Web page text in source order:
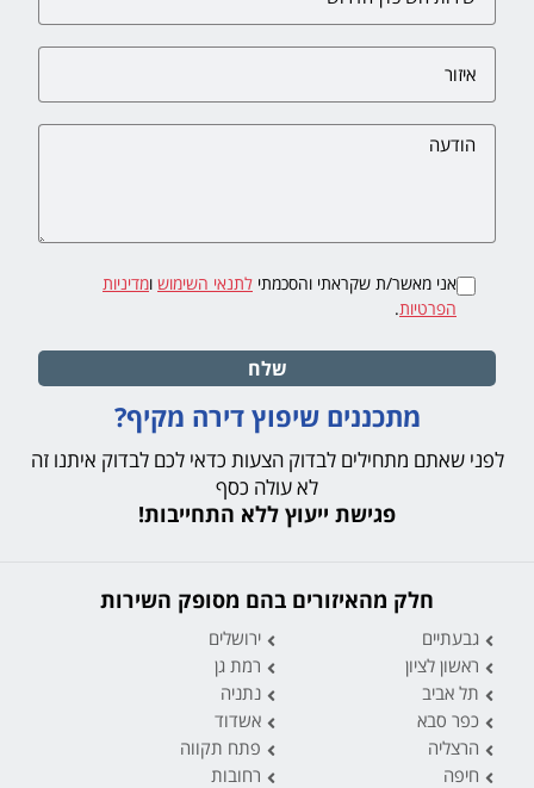
אני מאשר/ת שקראתי והסכמתי לתנאי השימוש ומדיניות
הפרטיות.
שלח
מתכננים שיפוץ דירה מקיף?
לפני שאתם מתחילים לבדוק הצעות כדאי לכם לבדוק איתנו זה
לא עולה כסף
פגישת ייעוץ ללא התחייבות!
חלק מהאיזורים בהם מסופק השירות
גבעתיים
ירושלים
ראשון לציון
רמת גן
תל אביב
נתניה
כפר סבא
אשדוד
הרצליה
פתח תקווה
חיפה
רחובות